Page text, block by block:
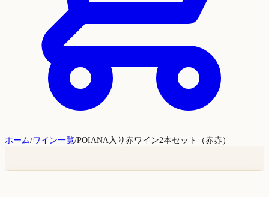
ホーム/ワイン一覧/POIANA入り赤ワイン2本セット（赤赤）